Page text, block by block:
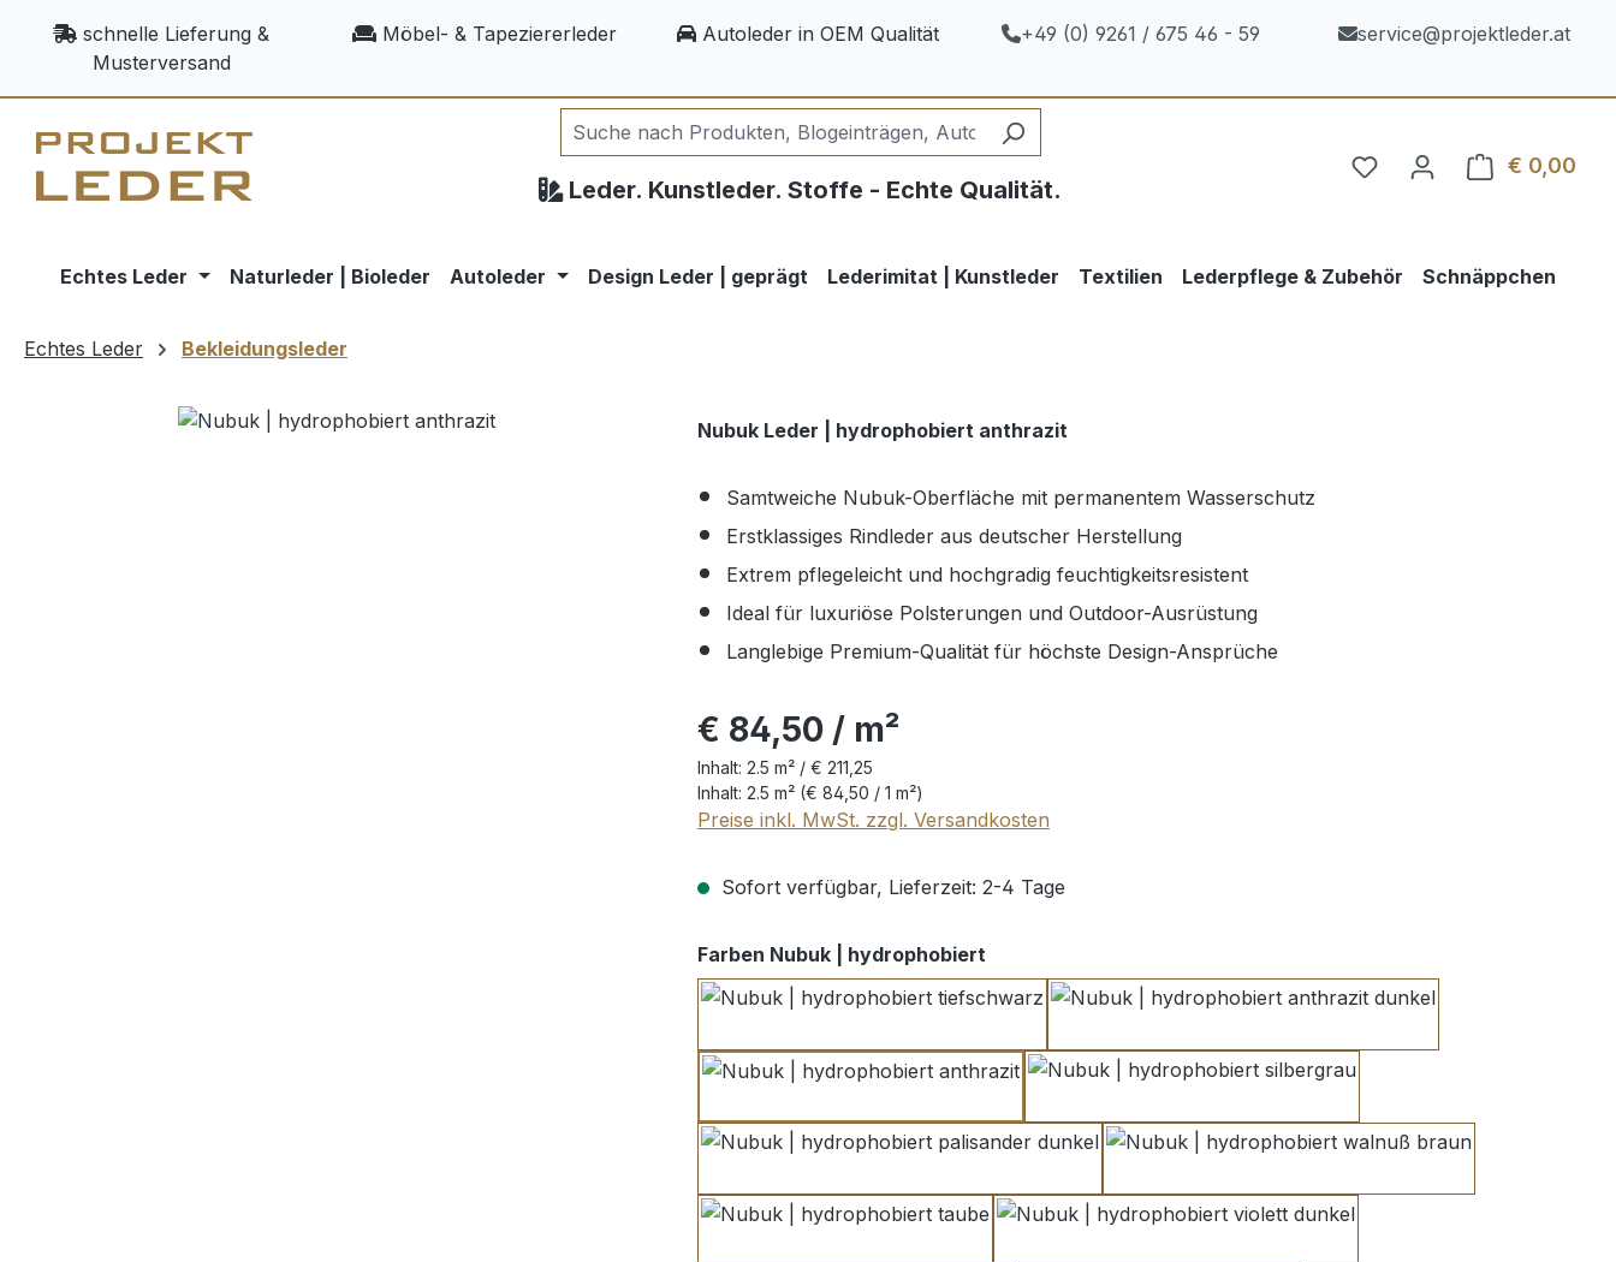
Hauptinhalt springen
Zur Suche springen
Zur Hauptnavigation springen
schnelle Lieferung &
Musterversand
Möbel- & Tapeziererleder Autoleder in OEM Qualität +49 (0) 9261 / 675 46 - 59 service@projektleder.at
Leder. Kunstleder. Stoffe - Echte Qualität.
€ 0,00
Echtes Leder Naturleder | Bioleder Autoleder Design Leder | geprägt Lederimitat | Kunstleder Textilien Lederpflege & Zubehör Schnäppchen
Echtes Leder Bekleidungsleder
Bildergalerie überspringen Nubuk Leder | hydrophobiert anthrazit
Samtweiche Nubuk-Oberfläche mit permanentem Wasserschutz
Erstklassiges Rindleder aus deutscher Herstellung
Extrem pflegeleicht und hochgradig feuchtigkeitsresistent
Ideal für luxuriöse Polsterungen und Outdoor-Ausrüstung
Langlebige Premium-Qualität für höchste Design-Ansprüche
€ 84,50 / m²
Inhalt: 2.5 m² / € 211,25
Inhalt: 2.5 m² (€ 84,50 / 1 m²)
Preise inkl. MwSt. zzgl. Versandkosten
Sofort verfügbar, Lieferzeit: 2-4 Tage
Farben Nubuk | hydrophobiert